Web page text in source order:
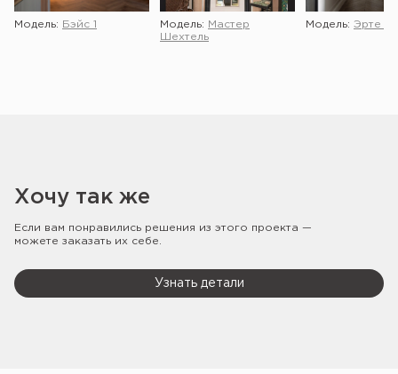
Модель: Бэйс 1 Модель:
Мастер
Шехтель
Модель: Эрте 2
Хочу так же
Если вам понравились решения из этого проекта —
можете заказать их себе.
Узнать детали